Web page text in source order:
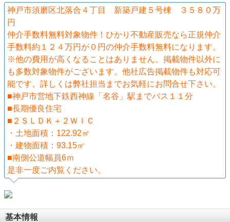
神戸市須磨区北落合４丁目 新築戸建５号棟 ３５８０万
円
仲介手数料無料対象物件！ひかり不動産販売なら正規仲介
手数料約１２４万円が０円の仲介手数料無料になります。
※他の費用が高くなることはありません。掲載物件以外に
も多数対象物件がございます。他社広告掲載物件も対応可
能です。詳しくは弊社担当までお気軽にお問合せ下さい。
■神戸市営地下鉄西神線「名谷」駅までバス１１分
■長期優良住宅
■２ＳＬＤＫ＋２ＷＩＣ
・土地面積：122.92㎡
・建物面積：93.15㎡
■南側公道幅員6ｍ
是非一度ご内覧ください。
基本情報